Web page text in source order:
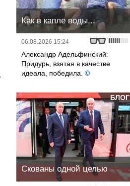
Как в капле воды...
06.08.2026 15:24
Александр Адельфинский:
Придурь, взятая в качестве
идеала, победила. ©
БЛОГ
Скованы одной целью